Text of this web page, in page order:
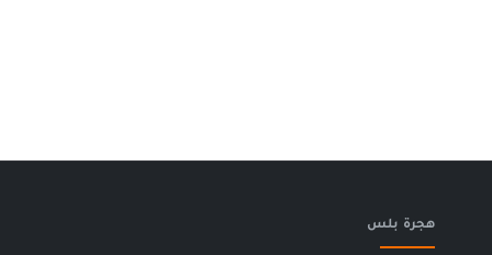
هجرة بلس